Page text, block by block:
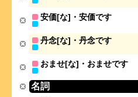
安価[な]・安価です
丹念[な]・丹念です
おませ[な]・おませです
名詞